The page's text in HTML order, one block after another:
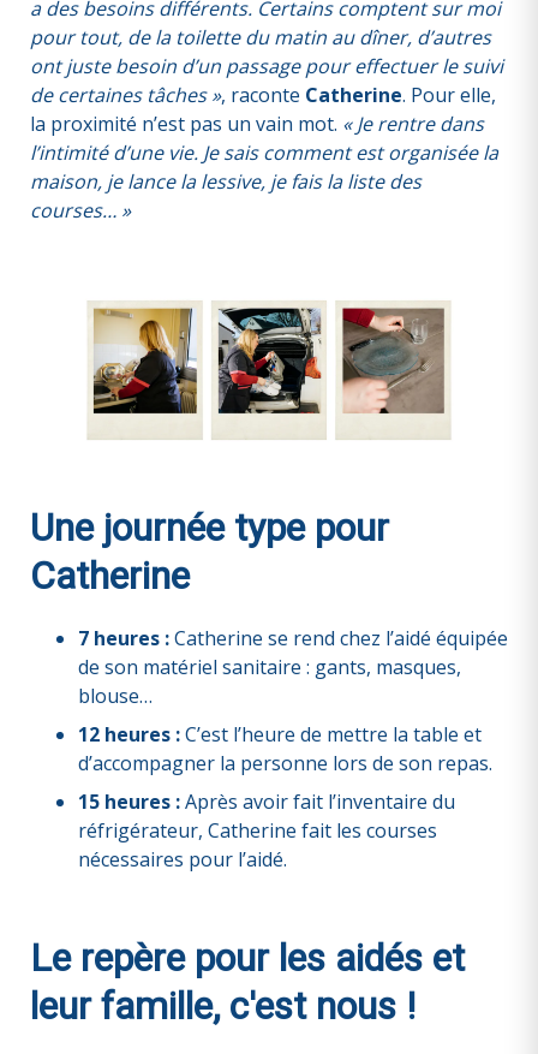
a des besoins différents. Certains comptent sur moi
pour tout, de la toilette du matin au dîner, d’autres
ont juste besoin d’un passage pour effectuer le suivi
de certaines tâches », raconte Catherine. Pour elle,
la proximité n’est pas un vain mot. « Je rentre dans
l’intimité d’une vie. Je sais comment est organisée la
maison, je lance la lessive, je fais la liste des
courses… »
Une journée type pour
Catherine
7 heures :Catherine se rend chez l’aidé équipée
de son matériel sanitaire : gants, masques,
blouse…
12 heures :C’est l’heure de mettre la table et
d’accompagner la personne lors de son repas.
15 heures :Après avoir fait l’inventaire du
réfrigérateur, Catherine fait les courses
nécessaires pour l’aidé.
Le repère pour les aidés et
leur famille, c'est nous !